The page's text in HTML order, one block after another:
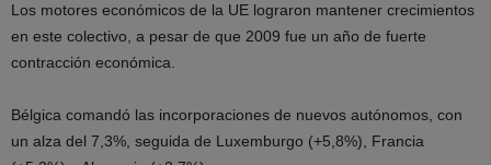
Los motores económicos de la UE lograron mantener crecimientos
en este colectivo, a pesar de que 2009 fue un año de fuerte
contracción económica.
Bélgica comandó las incorporaciones de nuevos autónomos, con
un alza del 7,3%, seguida de Luxemburgo (+5,8%), Francia